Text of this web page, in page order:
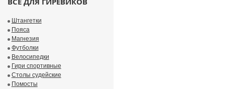
Штангетки
Пояса
Магнезия
Футболки
Велосипедки
Гири спортивные
Столы судейские
Помосты